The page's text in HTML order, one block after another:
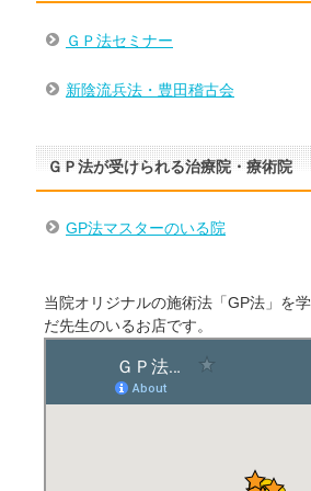
ＧＰ法セミナー
新陰流兵法・豊田稽古会
ＧＰ法が受けられる治療院・療術院
GP法マスターのいる院
当院オリジナルの施術法「GP法」を
だ先生のいるお店です。